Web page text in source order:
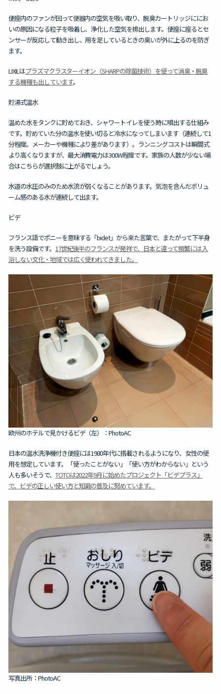
便座内のファンが回って便器内の空気を吸い取り、脱臭カートリッジににお
いの原因になる粒子を吸着し、浄化した空気を排出します。便座に座るとセ
ンサーが反応して動き出し、用を足しているときの臭いが外に上るのを防ぎ
ます。
LIXILはプラズマクラスターイオン（SHARPの除菌技術）を使って消臭・脱臭
する機種も出しています。
貯湯式温水
温めた水をタンクに貯めておき、シャワートイレを使う時に噴出する仕組み
です。貯めていた分の温水を使い切ると冷水になってしまいます（連続して1
分程度。メーカーや機種により差があります）。ランニングコストは瞬間式
より高くなりますが、最大消費電力は300W程度です。家族の人数が少ない場
合はこちらが選択肢に上がるでしょう。
水道の水圧のみのため水流が弱くなることがあります。気泡を含んだボリュ
ーム感のある水が連続して出ます。
ビデ
フランス語でポニーを意味する「bidet」から来た言葉で、またがって下半身
を洗う設備です。 17世紀後半のフランスが発祥で、日本と違って頻繁には入
浴しない文化・地域では広く使われてきました。
欧州のホテルで見かけるビデ（左）：PhotoAC
日本の温水洗浄機付き便座には1980年代に搭載されるようになり、女性の使
用を想定しています。「使ったことがない」「使い方がわからない」という
人も多いそうで、 TOTOは2022年9月に始めたプロジェクト「ビデプラス」
で、ビデの正しい使い方と知識の普及に努めています。
写真出所：PhotoAC